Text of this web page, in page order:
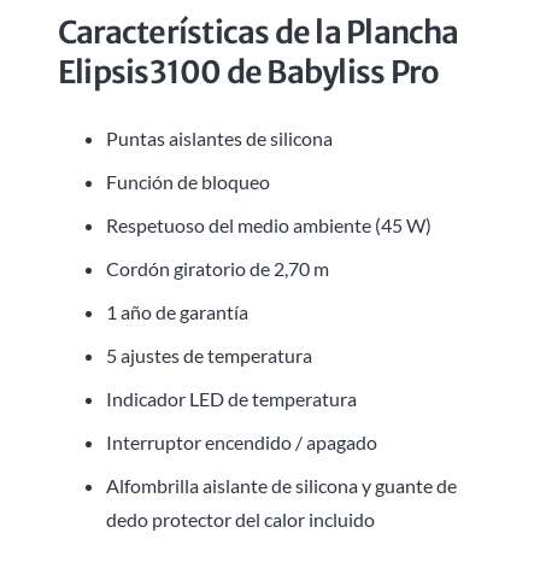
Características de la Plancha
Elipsis3100 de Babyliss Pro
Puntas aislantes de silicona
Función de bloqueo
Respetuoso del medio ambiente (45 W)
Cordón giratorio de 2,70 m
1 año de garantía
5 ajustes de temperatura
Indicador LED de temperatura
Interruptor encendido / apagado
Alfombrilla aislante de silicona y guante de
dedo protector del calor incluido